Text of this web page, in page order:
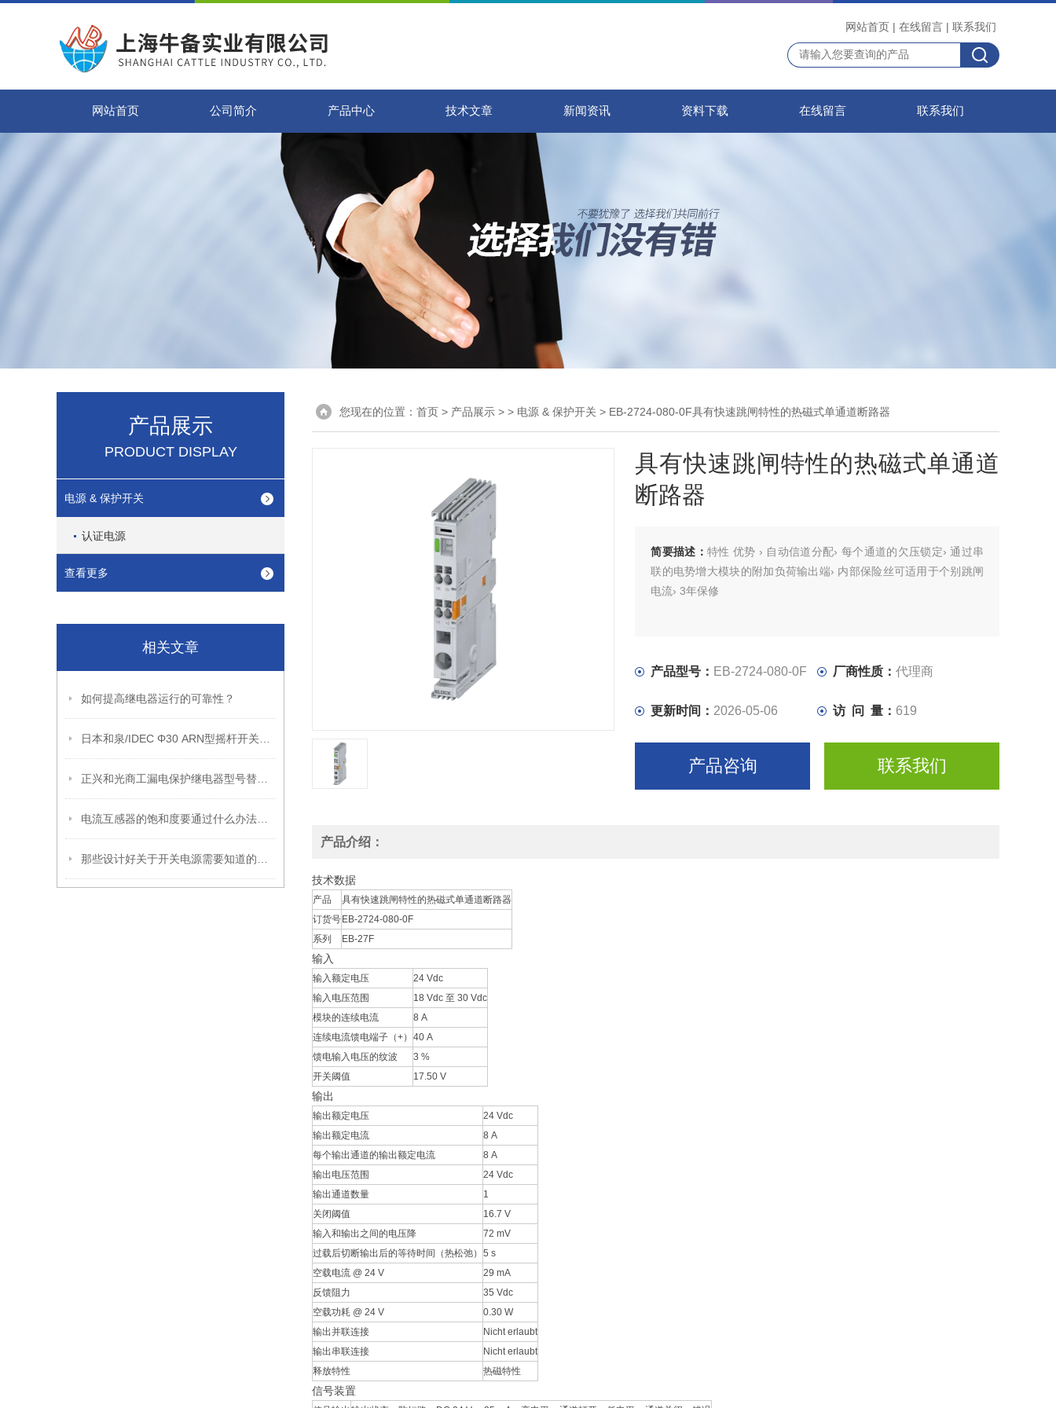
网站首页 | 在线留言 | 联系我们
网站首页 公司简介 产品中心 技术文章 新闻资讯 资料下载 在线留言 联系我们
产品展示
PRODUCT DISPLAY
电源 & 保护开关
认证电源
查看更多
相关文章
如何提高继电器运行的可靠性？
您现在的位置： 首页 > 产品展示 > > 电源 & 保护开关 > EB-2724-080-0F具有快速跳闸特性的热磁式单通道断路器
具有快速跳闸特性的热磁式单通道
断路器
简要描述： 特性 优势 › 自动信道分配› 每个通道的欠压锁定› 通过串
联的电势增大模块的附加负荷输出端› 内部保险丝可适用于个别跳闸
电流› 3年保修
产品型号： EB-2724-080-0F 厂商性质：代理商
更新时间： 2026-05-06 访 问 量： 619
产品咨询 联系我们
产品介绍：
技术数据
产品
具有快速跳闸特性的热磁式单通道断路器
订货号 EB-2724-080-0F
系列
EB-27F
输入
输入额定电压
24 Vdc
输入电压范围
18 Vdc 至 30 Vdc
模块的连续电流
8 A
连续电流馈电端子（+） 40 A
馈电输入电压的纹波
3 %
开关阈值
17.50 V
输出
输出额定电压
24 Vdc
输出额定电流
8 A
每个输出通道的输出额定电流
8 A
输出电压范围
24 Vdc
输出通道数量
1
关闭阈值
16.7 V
输入和输出之间的电压降
72 mV
过载后切断输出后的等待时间（热松弛） 5 s
空载电流 @ 24 V
29 mA
反馈阻力
35 Vdc
空载功耗 @ 24 V
0.30 W
输出并联连接
Nicht erlaubt
输出串联连接
Nicht erlaubt
释放特性
热磁特性
信号装置